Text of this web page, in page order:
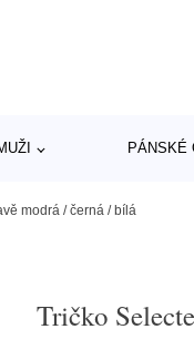
PÁNSKÉ
modrá / černá / bílá
Tričko